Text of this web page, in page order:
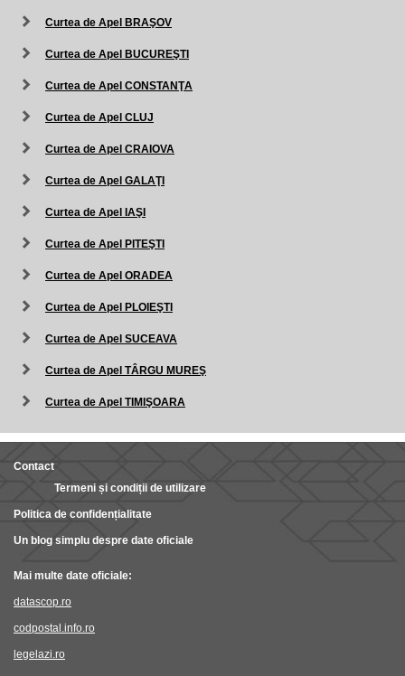
Curtea de Apel BRAŞOV
Curtea de Apel BUCUREŞTI
Curtea de Apel CONSTANŢA
Curtea de Apel CLUJ
Curtea de Apel CRAIOVA
Curtea de Apel GALAŢI
Curtea de Apel IAŞI
Curtea de Apel PITEŞTI
Curtea de Apel ORADEA
Curtea de Apel PLOIEŞTI
Curtea de Apel SUCEAVA
Curtea de Apel TÂRGU MUREŞ
Curtea de Apel TIMIŞOARA
Contact
Termeni și condiții de utilizare
Politica de confidențialitate
Un blog simplu despre date oficiale
Mai multe date oficiale:
datascop.ro
codpostal.info.ro
legelazi.ro